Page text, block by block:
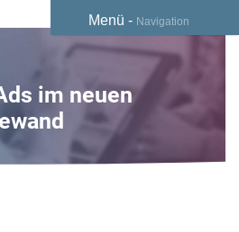
Menü - Navigation
im neuen